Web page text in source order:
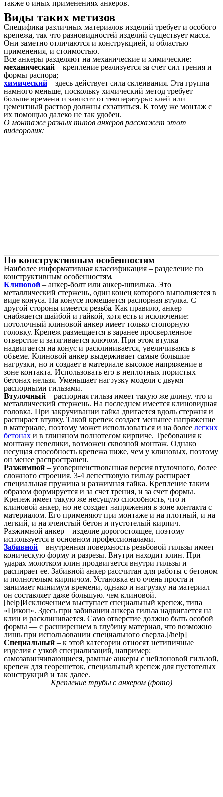
также о иных применениях анкеров.
Виды таких метизов
Специфика различных материалов изделий требует и особого
крепежа, так что разновидностей изделий существует масса.
Они заметно отличаются и конструкцией, и областью
применения, и стоимостью.
Все анкеры разделяют на механические и химические:
механический – крепление реализуется за счет сил трения и
формы распора;
химический – здесь действует сила склеивания. Эта группа
намного меньше, поскольку химический метод требует
больше времени и зависит от температуры: клей или
цементный раствор должны схватиться. К тому же монтаж с
их помощью далеко не так удобен.
О монтаже разных типов анкеров расскажет этот
видеоролик:
По конструктивным особенностям
Наиболее информативная классификация – разделение по
конструктивным особенностям.
Клиновой – анкер-болт или анкер-шпилька. Это
металлический стержень, один конец которого выполняется в
виде конуса. На конусе помещается распорная втулка. С
другой стороны имеется резьба. Как правило, анкер
снабжается шайбой и гайкой, хотя есть и исключение:
потолочный клиновой анкер имеет только стопорную
головку. Крепеж размещается в заранее просверленное
отверстие и затягивается ключом. При этом втулка
надвигается на конус и расклинивается, увеличиваясь в
объеме. Клиновой анкер выдерживает самые большие
нагрузки, но и создает в материале высокое напряжение в
зоне контакта. Использовать его в неплотных пористых
бетонах нельзя. Уменьшает нагрузку модели с двумя
распорными гильзами.
Втулочный – распорная гильза имеет такую же длину, что и
металлический стержень. На последнем имеется клиновидная
головка. При закручивании гайка двигается вдоль стержня и
распирает втулку. Такой крепеж создает меньшее напряжение
в материале, поэтому может использоваться и на более легких
бетонах и в глиняном полнотелом кирпиче. Требования к
монтажу невелики, возможен сквозной монтаж. Однако
несущая способность крепежа ниже, чем у клиновых, поэтому
он менее распространен.
Разжимной – усовершенствованная версия втулочного, более
сложного строения. 3-4 лепестковую гильзу распирает
специальная пружина и разжимная гайка. Крепление таким
образом формируется и за счет трения, и за счет формы.
Крепеж имеет такую же несущую способность, что и
клиновой анкер, но не создает напряжения в зоне контакта с
материалом. Его применяют при монтаже и на плотный, и на
легкий, и на ячеистый бетон и пустотелый кирпич.
Разжимной анкер – изделие дорогостоящее, поэтому
используется в основном профессионалами.
Забивной – внутренняя поверхность резьбовой гильзы имеет
коническую форму и разрезы. Внутри находит клин. При
ударах молотком клин продвигается внутри гильзы и
распирает ее. Забивной анкер рассчитан для работы с бетоном
и полнотелым кирпичом. Установка его очень проста и
занимает минимум времени, однако и нагрузку на материал
он составляет даже большую, чем клиновой.
[help]Исключением выступает специальный крепеж, типа
«Цикон». Здесь при забивании анкера гильза надвигается на
клин и расклинивается. Само отверстие должно быть особой
формы — с расширением в глубину материал, что возможно
лишь при использовании специального сверла.[/help]
Специальный – к этой категории относят нетипичные
изделия с узкой специализаций, например:
самозавинчивающиеся, рамные анкеры с нейлоновой гильзой,
крепеж для георешеток, специальный крепеж для пустотелых
конструкций и так далее.
Крепление трубы с анкером (фото)